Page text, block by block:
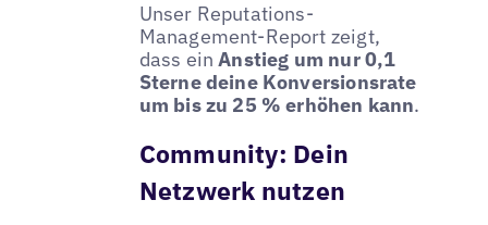
Unser Reputations-
Management-Report zeigt,
dass einAnstieg um nur 0,1
Sterne deine Konversionsrate
um bis zu 25 % erhöhen kann.
Community: Dein
Netzwerk nutzen